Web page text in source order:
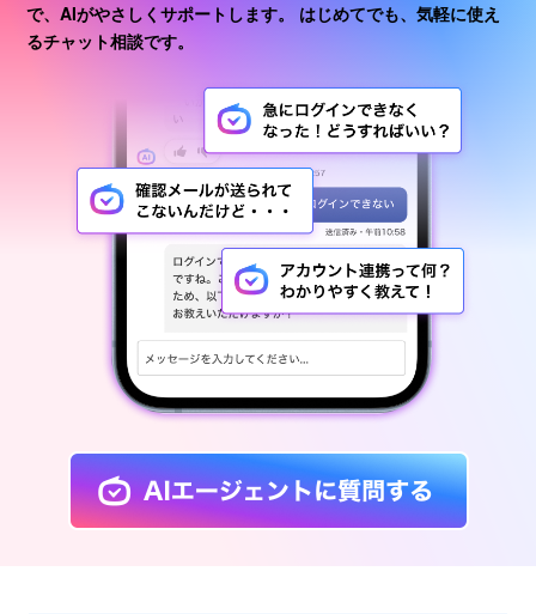
で、AIがやさしくサポートします。
はじめてでも、気軽に使え
るチャット相談です。